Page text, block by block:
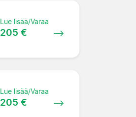
Lue lisää/Varaa
205 €
Lue lisää/Varaa
205 €